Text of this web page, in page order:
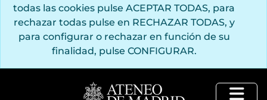
todas las cookies pulse ACEPTAR TODAS, para
rechazar todas pulse en RECHAZAR TODAS, y
para configurar o rechazar en función de su
finalidad, pulse CONFIGURAR.